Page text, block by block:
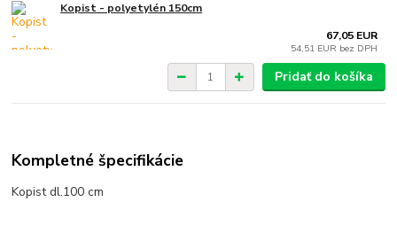
Kopist - polyetylén 150cm
67,05 EUR
54,51 EUR bez DPH
Pridať do košíka
Kompletné špecifikácie
Kopist dl.100 cm